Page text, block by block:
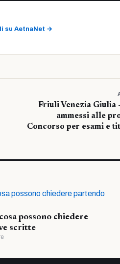
su AetnaNet →
Friuli Venezia Giulia
ammessi alle
Concorso per esami e
possono chiedere
scritte